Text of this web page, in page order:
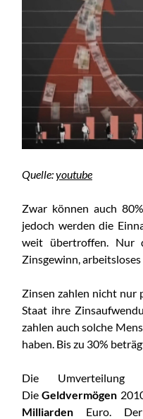
Quelle:youtube
Zwar können auch
jedoch werden die
weit übertroffen. Nur
Zinsgewinn, arbeitsloses
Zinsen zahlen nicht nur
Staat ihre
zahlen auch solche
haben. Bis zu 30%
Die Umverteilung
DieGeldvermögen
Milliarden Euro. Der